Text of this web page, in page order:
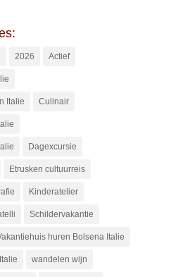
2026 Actief
Italie Culinair
Dagexcursie
Etrusken cultuurreis
Kinderatelier
Schildervakantie
huren Bolsena Italie
wandelen wijn